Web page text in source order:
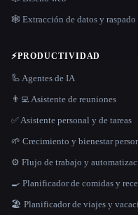
🕸️ Extracción de datos y raspado
⚡PRODUCTIVIDAD
🦾 Agentes de IA
👨‍💻 Asistente de reuniones
✅ Asistente personal y de tareas
🌱 Crecimiento y bienestar
⚙️ Flujo de trabajo y
🍳 Planificador de comidas y
🏖 Planificador de viajes y